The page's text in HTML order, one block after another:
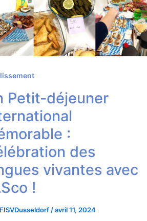
Petit-déjeuner
:
des
vivantes avec
!
/avril 11, 2024